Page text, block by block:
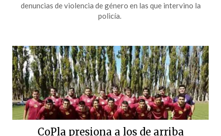
denuncias de violencia de género en las que intervino la
policía.
CoPla presiona a los de arriba